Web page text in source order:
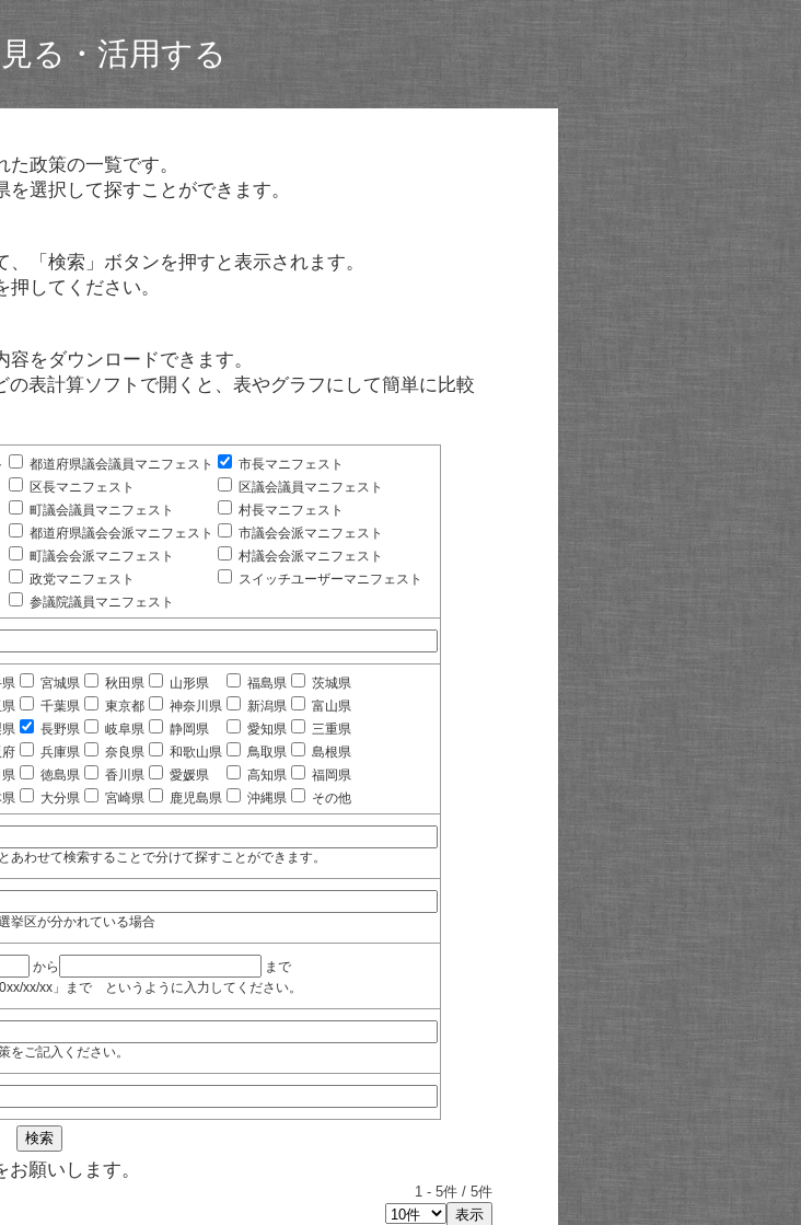
る・活用する
政策の一覧です。
選択して探すことができます。
「検索」ボタンを押すと表示されます。
してください。
をダウンロードできます。
表計算ソフトで開くと、表やグラフにして簡単に比較
都道府県議会議員マニフェスト
市長マニフェスト
区長マニフェスト
区議会議員マニフェスト
町議会議員マニフェスト
村長マニフェスト
都道府県議会会派マニフェスト
市議会会派マニフェスト
町議会会派マニフェスト
村議会会派マニフェスト
政党マニフェスト
スイッチユーザーマニフェスト
参議院議員マニフェスト
宮城県 秋田県 山形県 福島県
茨城県
千葉県 東京都 神奈川県 新潟県
富山県
県 長野県 岐阜県 静岡県 愛知県
三重県
府 兵庫県 奈良県 和歌山県 鳥取県
島根県
県 徳島県 香川県 愛媛県 高知県
福岡県
大分県 宮崎県 鹿児島県 沖縄県 その他
わせて検索することで分けて探すことができます。
挙区が分かれている場合
から
まで
xx/xx」まで というように入力してください。
ご記入ください。
願いします。
1 - 5件 / 5件